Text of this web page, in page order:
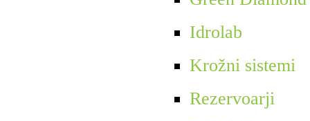
Idrolab
Krožni sistemi
Rezervoarji